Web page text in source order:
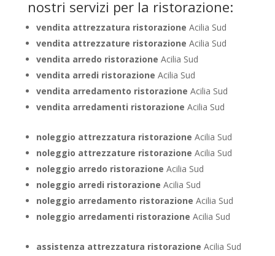
nostri servizi per la ristorazione:
vendita attrezzatura ristorazione Acilia Sud
vendita attrezzature ristorazione Acilia Sud
vendita arredo ristorazione Acilia Sud
vendita arredi ristorazione Acilia Sud
vendita arredamento ristorazione Acilia Sud
vendita arredamenti ristorazione Acilia Sud
noleggio attrezzatura ristorazione Acilia Sud
noleggio attrezzature ristorazione Acilia Sud
noleggio arredo ristorazione Acilia Sud
noleggio arredi ristorazione Acilia Sud
noleggio arredamento ristorazione Acilia Sud
noleggio arredamenti ristorazione Acilia Sud
assistenza attrezzatura ristorazione Acilia Sud